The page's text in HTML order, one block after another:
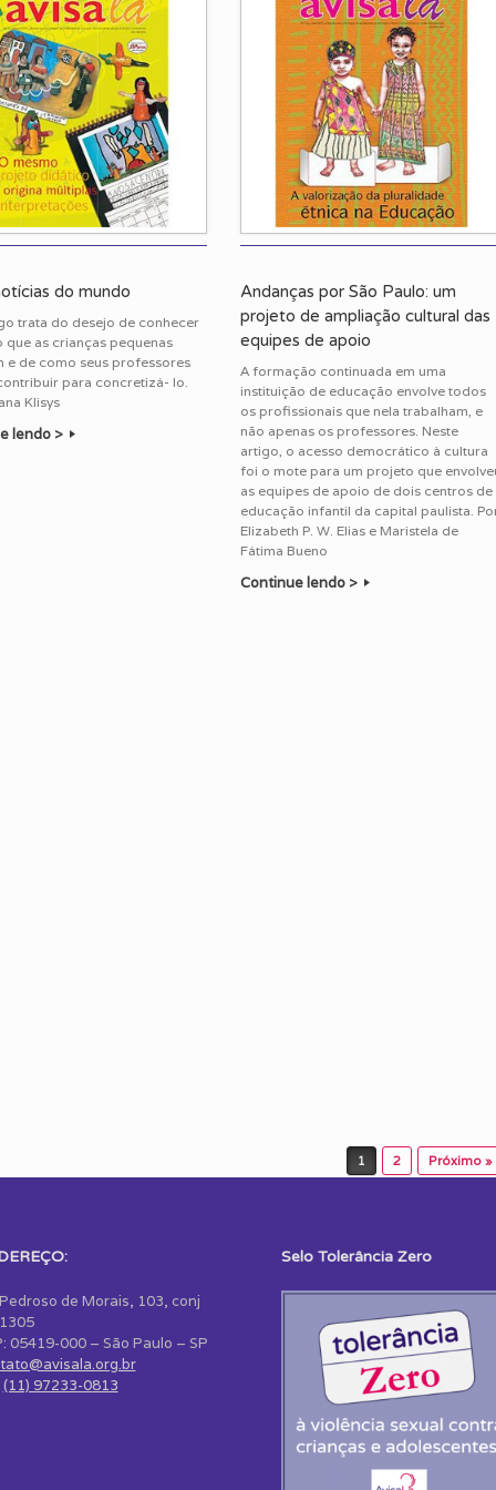
do mundo
trata do desejo de conhecer
que as crianças pequenas
e de como seus professores
para concretizá- lo.
Klisys
lendo >
Andanças por São Paulo: um
projeto de ampliação cultural das
equipes de apoio
A formação continuada em uma
instituição de educação envolve todos
os profissionais que nela trabalham, e
não apenas os professores. Neste
artigo, o acesso democrático à cultura
foi o mote para um projeto que
as equipes de apoio de dois centros de
educação infantil da capital paulista.
Elizabeth P. W. Elias e Maristela de
Fátima Bueno
Continue lendo >
1 2 Próximo »
de Morais, 103, conj
05419-000 – São Paulo – SP
(11) 97233-0813
Selo Tolerância Zero